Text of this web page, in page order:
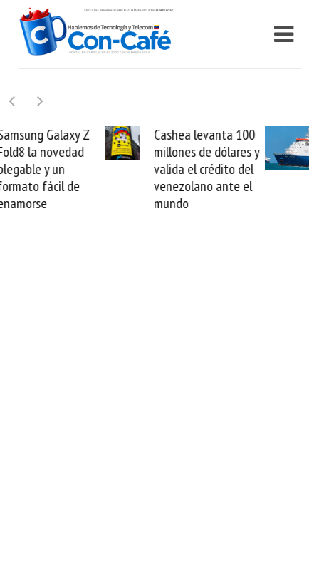
Cashea levanta 100
millones de dólares y
valida el crédito del
venezolano ante el
El buque Wave
Sentinel arranca la
reparación del
cable de Cirion